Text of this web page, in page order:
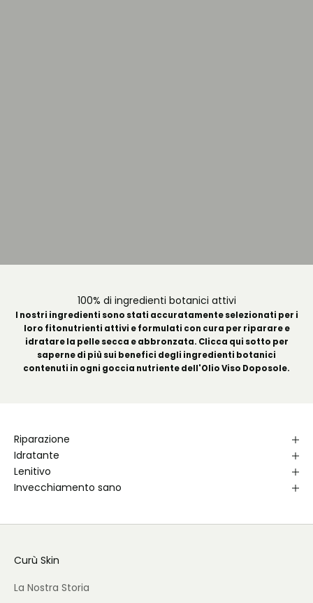
100% di ingredienti botanici attivi
I nostri ingredienti sono stati accuratamente selezionati per i
loro fitonutrienti attivi e formulati con cura per riparare e
idratare la pelle secca e abbronzata. Clicca qui sotto per
saperne di più sui benefici degli ingredienti botanici
contenuti in ogni goccia nutriente dell'Olio Viso Doposole.
Riparazione
Idratante
Lenitivo
Invecchiamento sano
Curù Skin
La Nostra Storia